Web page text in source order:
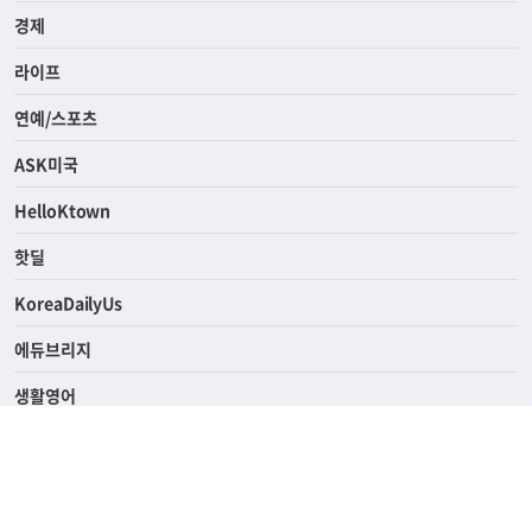
경제
라이프
연예/스포츠
ASK미국
HelloKtown
핫딜
KoreaDailyUs
에듀브리지
생활영어